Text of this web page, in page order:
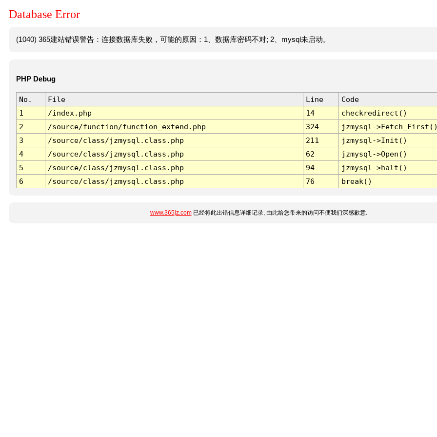
Database Error
(1040) 365建站错误警告：连接数据库失败，可能的原因：1、数据库密码不对; 2、mysql未启动。
PHP Debug
No. File Line
Code
1
/index.php 14
checkredirect()
2
/source/function/function_extend.php 324
jzmysql-
3
/source/class/jzmysql.class.php 211
jzmysql->Init()
4
/source/class/jzmysql.class.php 62
jzmysql->Open()
5
/source/class/jzmysql.class.php 94
jzmysql->halt()
6
/source/class/jzmysql.class.php 76 break()
www.365jz.com已经将此出错信息详细记录, 由此给您带来的访问不便我们深感歉意.